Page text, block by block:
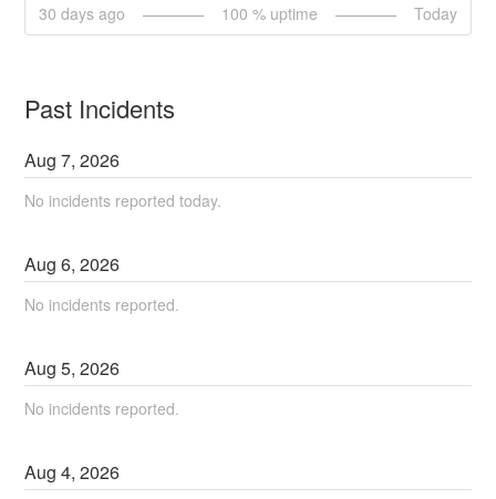
30 days ago 100 % uptime Today
Past Incidents
Aug7,2026
No incidents reported today.
Aug6,2026
No incidents reported.
Aug5,2026
No incidents reported.
Aug4,2026